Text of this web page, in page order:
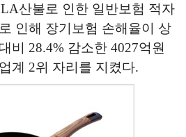
산불로 인한 일반보험 적자
인해 장기보험 손해율이 상
비 28.4% 감소한 4027억원
계 2위 자리를 지켰다.